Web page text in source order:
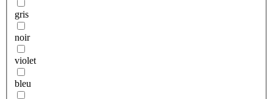
gris
noir
violet
bleu